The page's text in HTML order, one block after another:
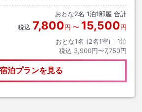
おとな2名 1泊1部屋 合計
税込 7,800円 〜 15,500円
おとな1名 (2名1室)｜ 1泊
税込 3,900円〜7,750円
宿泊プランを見る